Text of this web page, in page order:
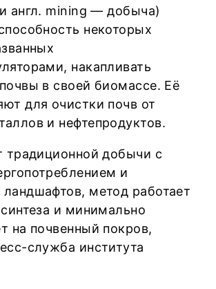
англ. mining — добыча)
некоторых
накапливать
в своей биомассе. Её
для очистки почв от
и нефтепродуктов.
традиционной добычи с
и
метод работает
и минимально
на почвенный покров,
служба института